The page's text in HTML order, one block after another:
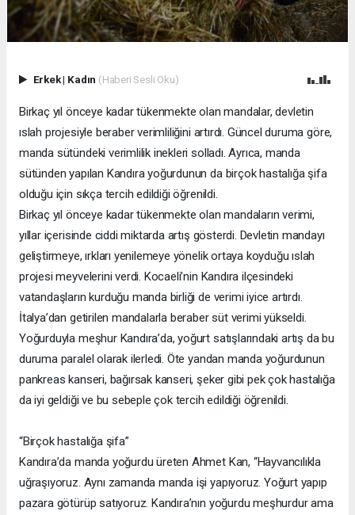
Erkek| Kadın (Haberi Sesli Oku)
Birkaç yıl önceye kadar tükenmekte olan mandalar, devletin
ıslah projesiyle beraber verimliliğini artırdı. Güncel duruma göre,
manda sütündeki verimlilik inekleri solladı. Ayrıca, manda
sütünden yapılan Kandıra yoğurdunun da birçok hastalığa şifa
olduğu için sıkça tercih edildiği öğrenildi.
Birkaç yıl önceye kadar tükenmekte olan mandaların verimi,
yıllar içerisinde ciddi miktarda artış gösterdi. Devletin mandayı
geliştirmeye, ırkları yenilemeye yönelik ortaya koyduğu ıslah
projesi meyvelerini verdi. Kocaeli’nin Kandıra ilçesindeki
vatandaşların kurduğu manda birliği de verimi iyice artırdı.
İtalya’dan getirilen mandalarla beraber süt verimi yükseldi.
Yoğurduyla meşhur Kandıra’da, yoğurt satışlarındaki artış da bu
duruma paralel olarak ilerledi. Öte yandan manda yoğurdunun
pankreas kanseri, bağırsak kanseri, şeker gibi pek çok hastalığa
da iyi geldiği ve bu sebeple çok tercih edildiği öğrenildi.
“Birçok hastalığa şifa”
Kandıra’da manda yoğurdu üreten Ahmet Kan, “Hayvancılıkla
uğraşıyoruz. Aynı zamanda manda işi yapıyoruz. Yoğurt yapıp
pazara götürüp satıyoruz. Kandıra’nın yoğurdu meşhurdur ama